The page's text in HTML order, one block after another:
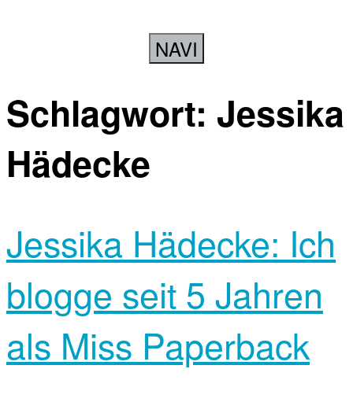
NAVI
Schlagwort: Jessika
Hädecke
Jessika Hädecke: Ich
blogge seit 5 Jahren
als Miss Paperback